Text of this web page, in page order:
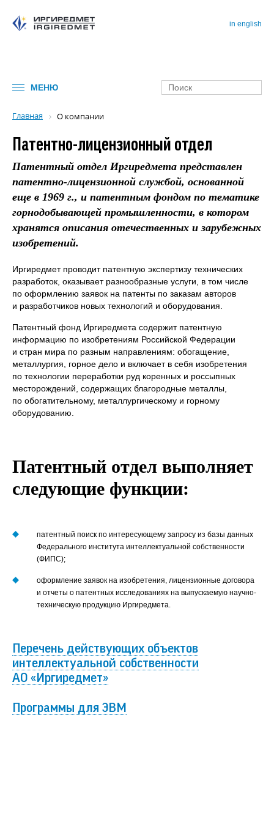
МЕНЮ
in english
Главная О компании
Патентно-лицензионный отдел
Патентный отдел Иргиредмета представлен
патентно-лицензионной службой, основанной
еще в 1969 г., и патентным фондом по тематике
горнодобывающей промышленности, в котором
хранятся описания отечественных и зарубежных
изобретений.
Иргиредмет проводит патентную экспертизу технических
разработок, оказывает разнообразные услуги, в том числе
по оформлению заявок на патенты по заказам авторов
и разработчиков новых технологий и оборудования.
Патентный фонд Иргиредмета содержит патентную
информацию по изобретениям Российской Федерации
и стран мира по разным направлениям: обогащение,
металлургия, горное дело и включает в себя изобретения
по технологии переработки руд коренных и россыпных
месторождений, содержащих благородные металлы,
по обогатительному, металлургическому и горному
оборудованию.
Патентный отдел выполняет
следующие функции:
патентный поиск по интересующему запросу из базы данных
Федерального института интеллектуальной собственности
(ФИПС);
оформление заявок на изобретения, лицензионные договора
и отчеты о патентных исследованиях на выпускаемую научно-
техническую продукцию Иргиредмета.
Перечень действующих объектов
интеллектуальной собственности
АО «Иргиредмет»
Программы для ЭВМ
Наименование